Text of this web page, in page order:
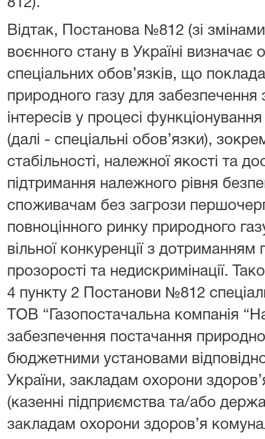
812).
Відтак, Постанова №812 (зі
воєнного стану в Україні
спеціальних обов’язків, що
природного газу для забезпечення
інтересів у процесі
(далі - спеціальні обов’язки),
стабільності, належної якості та
підтримання належного рівня
споживачам без загрози
повноцінного ринку природного
вільної конкуренції з дотриманням
прозорості та недискримінації.
4 пункту 2 Постанови №812
ТОВ “Газопостачальна компанія
забезпечення постачання
бюджетними установами
України, закладам охорони
(казенні підприємства та/або
закладам охорони здоров’я